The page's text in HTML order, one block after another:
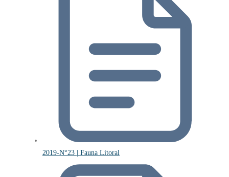
2019-N°23 | Fauna Litoral